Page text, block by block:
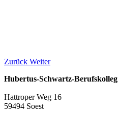
Zurück Weiter
Hubertus-Schwartz-Berufskolleg
Hattroper Weg 16
59494 Soest